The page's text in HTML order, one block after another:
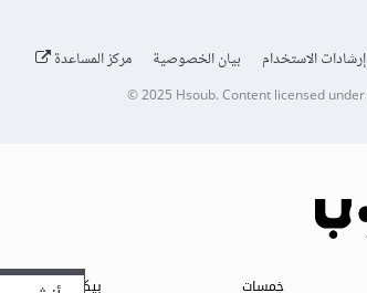
إرشادات الاستخدام بيان الخصوصية مركز المساعدة
© 2025 Hsoub.Content licensed under